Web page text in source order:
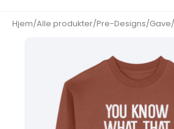
Hjem/Alle produkter/Pre-Designs/Gave/